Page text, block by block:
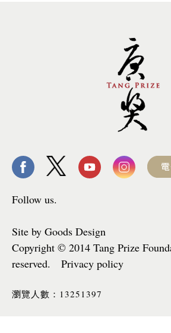
Follow us.
Site by Goods Design
Copyright © 2014 Tang Prize
reserved. Privacy policy
瀏覽人數： 13251397